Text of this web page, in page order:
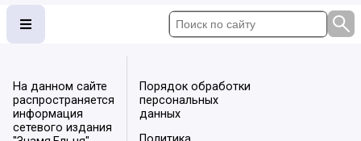
На данном сайте
распространяется
информация
сетевого издания
Порядок обработки
персональных
данных